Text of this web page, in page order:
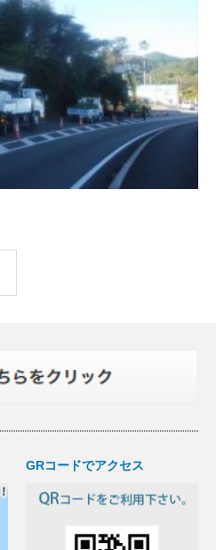
GRコードでアクセス